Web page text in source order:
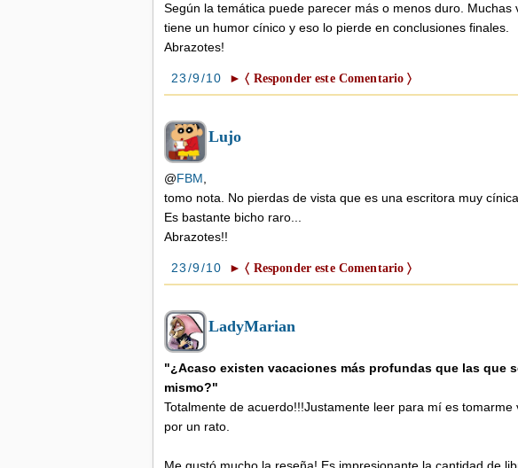
Según la temática puede parecer más o menos duro.
tiene un humor cínico y eso lo pierde en conclusiones finales.
Abrazotes!
23/9/10 ► 〈 Responder este Comentario 〉
Lujo
@FBM,
tomo nota. No pierdas de vista que es una escritora muy
Es bastante bicho raro...
Abrazotes!!
23/9/10 ► 〈 Responder este Comentario 〉
LadyMarian
"¿Acaso existen vacaciones más profundas que las que
mismo?"
Totalmente de acuerdo!!!Justamente leer para mí es
por un rato.